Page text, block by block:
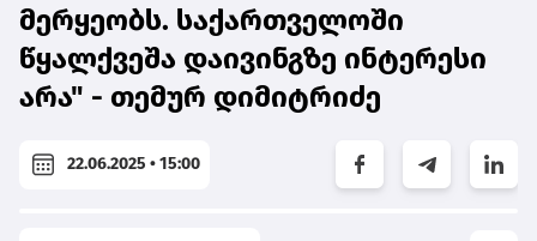
მერყეობს. საქართველოში
წყალქვეშა დაივინგზე ინტერესი
არა" - თემურ დიმიტრიძე
22.06.2025 • 15:00